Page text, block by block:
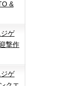
&
ゲ
撃作
ゲ